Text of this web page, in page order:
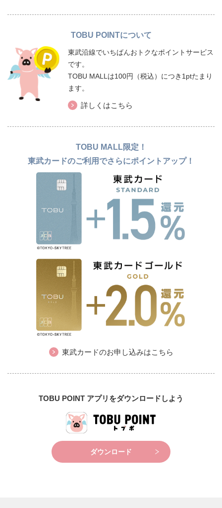
TOBU POINTについて
東武沿線でいちばんおトクなポイントサービス
です。
TOBU MALLは100円（税込）につき1ptたまり
ます。
詳しくはこちら
TOBU MALL限定！
東武カードのご利用でさらにポイントアップ！
東武カードのお申し込みはこちら
TOBU POINT アプリをダウンロードしよう
ダウンロード